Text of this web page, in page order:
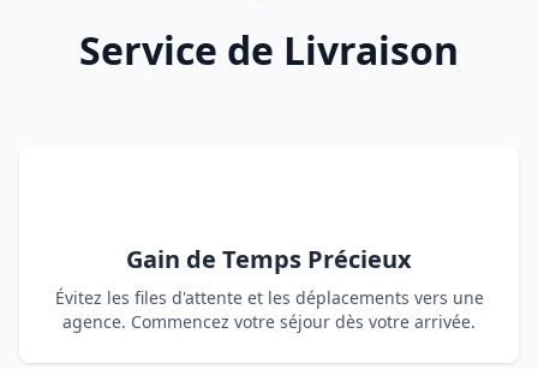
Service de Livraison
Gain de Temps Précieux
Évitez les files d'attente et les déplacements vers une
agence. Commencez votre séjour dès votre arrivée.